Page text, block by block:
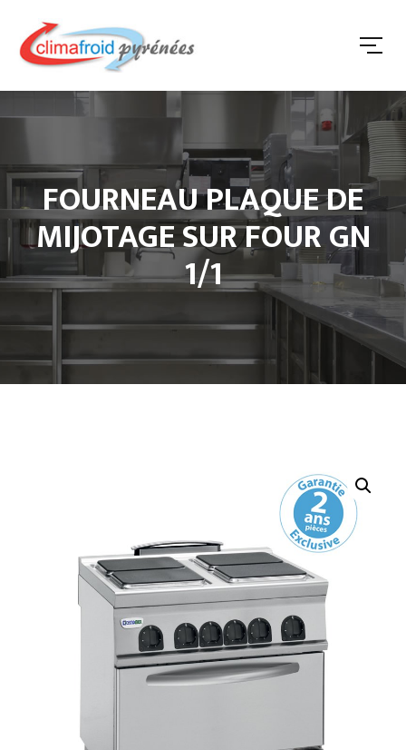
FOURNEAU PLAQUE DE
MIJOTAGE SUR FOUR GN
1/1